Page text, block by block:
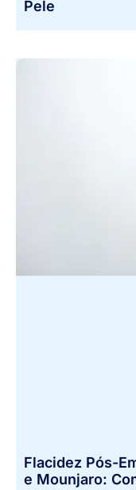
Pele
Flacidez Pós-
e Mounjaro: